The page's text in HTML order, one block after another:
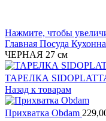
Нажмите, чтобы
Главная Посуда
ЧЕРНАЯ 27 см
ТАРЕЛКА
Назад к товарам
Прихватка Obdam